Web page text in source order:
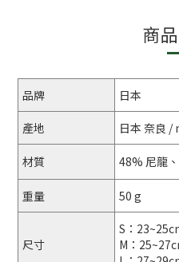
商
品牌 日本
產地 日本 奈良
材質 48% 尼龍
重量 50 g
尺寸
S：
M：